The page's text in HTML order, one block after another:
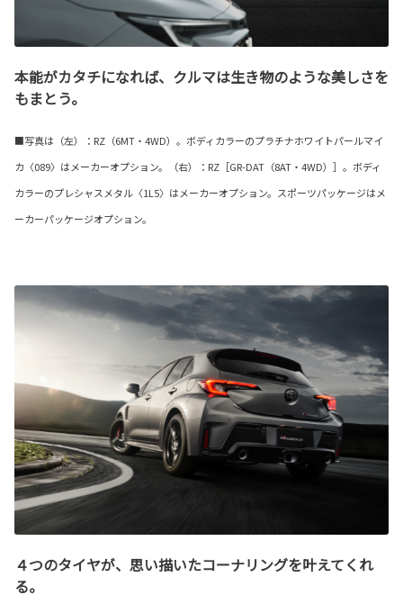
本能がカタチになれば、クルマは生き物のような美しさを
もまとう。
■写真は（左）：RZ（6MT・4WD）。ボディカラーのプラチナホワイトパールマイ
カ〈089〉はメーカーオプション。（右）：RZ［GR-DAT（8AT・4WD）］。ボディ
カラーのプレシャスメタル〈1L5〉はメーカーオプション。スポーツパッケージはメ
ーカーパッケージオプション。
４つのタイヤが、思い描いたコーナリングを叶えてくれ
る。